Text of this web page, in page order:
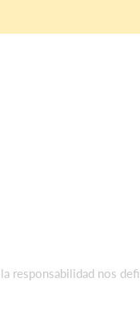
responsabilidad nos